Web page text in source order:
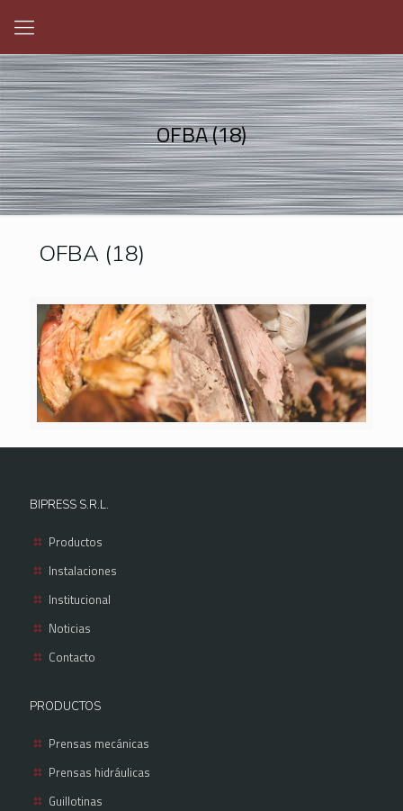
OFBA (18)
OFBA (18)
BIPRESS S.R.L.
Productos
Instalaciones
Institucional
Noticias
Contacto
PRODUCTOS
Prensas mecánicas
Prensas hidráulicas
Guillotinas